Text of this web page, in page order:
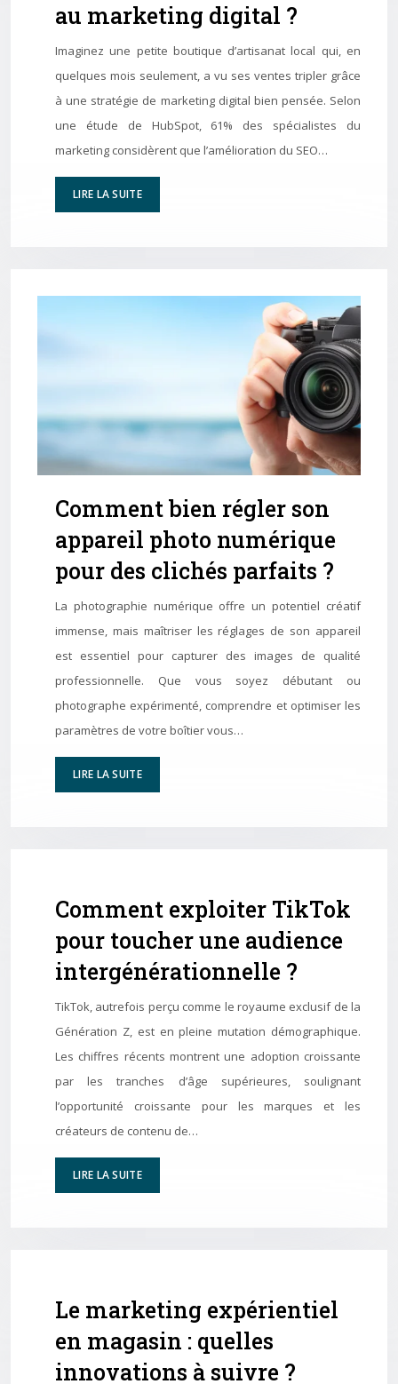
au marketing digital ?
Imaginez une petite boutique d’artisanat local qui, en
quelques mois seulement, a vu ses ventes tripler grâce
à une stratégie de marketing digital bien pensée. Selon
une étude de HubSpot, 61% des spécialistes du
marketing considèrent que l’amélioration du SEO…
LIRE LA SUITE
Comment bien régler son
appareil photo numérique
pour des clichés parfaits ?
La photographie numérique offre un potentiel créatif
immense, mais maîtriser les réglages de son appareil
est essentiel pour capturer des images de qualité
professionnelle. Que vous soyez débutant ou
photographe expérimenté, comprendre et optimiser les
paramètres de votre boîtier vous…
LIRE LA SUITE
Comment exploiter TikTok
pour toucher une audience
intergénérationnelle ?
TikTok, autrefois perçu comme le royaume exclusif de la
Génération Z, est en pleine mutation démographique.
Les chiffres récents montrent une adoption croissante
par les tranches d’âge supérieures, soulignant
l’opportunité croissante pour les marques et les
créateurs de contenu de…
LIRE LA SUITE
Le marketing expérientiel
en magasin : quelles
innovations à suivre ?